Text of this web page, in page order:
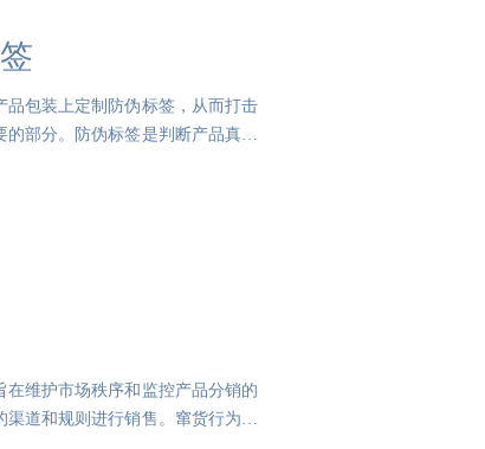
包装上定制防伪标签，从而打击
部分。防伪标签是判断产品真伪
维护市场秩序和监控产品分销的
道和规则进行销售。窜货行为，